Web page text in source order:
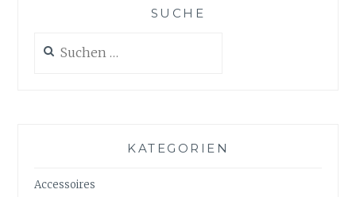
SUCHE
nach:
KATEGORIEN
Accessoires